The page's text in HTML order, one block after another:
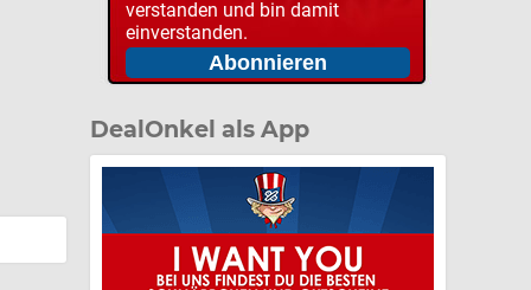
verstanden und bin damit
einverstanden.
DealOnkel als App